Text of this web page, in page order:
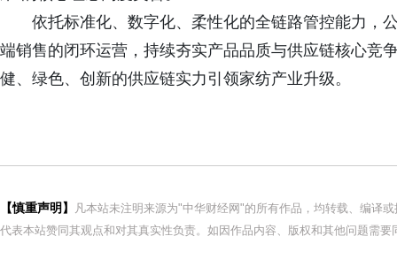
依托标准化、数字化、柔性化的全链路管控能力，
端销售的闭环运营，持续夯实产品品质与供应链核心竞
健、绿色、创新的供应链实力引领家纺产业升级。
【慎重声明】
凡本站未注明来源为"中华财经网"的所有作品，均转载、编译
代表本站赞同其观点和对其真实性负责。如因作品内容、版权和其他问题需